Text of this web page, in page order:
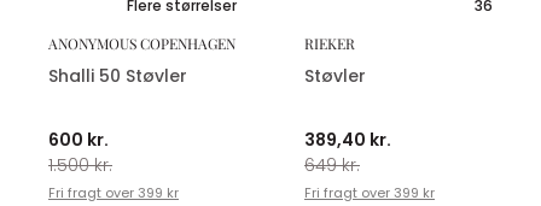
Flere størrelser
ANONYMOUS COPENHAGEN
Shalli 50 Støvler
600 kr.
1.500 kr.
Fri fragt over 399 kr
36
RIEKER
Støvler
389,40 kr.
649 kr.
Fri fragt over 399 kr